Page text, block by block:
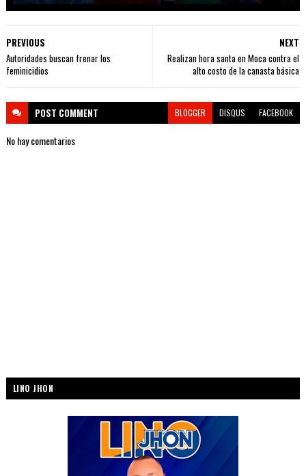
NEXT
Realizan hora santa en Moca contra el
alto costo de la canasta básica
PREVIOUS
Autoridades buscan frenar los
feminicidios
POST COMMENT BLOGGER DISQUS FACEBOOK
No hay comentarios
LINO JHON